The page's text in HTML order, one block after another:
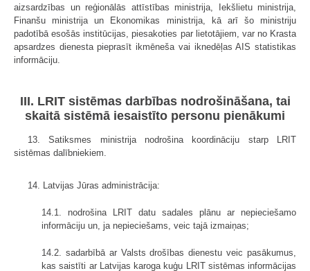
aizsardzības un reģionālās attīstības ministrija, Iekšlietu ministrija,
Finanšu ministrija un Ekonomikas ministrija, kā arī šo ministriju
padotībā esošās institūcijas, piesakoties par lietotājiem, var no Krasta
apsardzes dienesta pieprasīt ikmēneša vai iknedēļas AIS statistikas
informāciju.
III. LRIT sistēmas darbības nodrošināšana, tai
skaitā sistēmā iesaistīto personu pienākumi
13. Satiksmes ministrija nodrošina koordināciju starp LRIT
sistēmas dalībniekiem.
14. Latvijas Jūras administrācija:
14.1. nodrošina LRIT datu sadales plānu ar nepieciešamo
informāciju un, ja nepieciešams, veic tajā izmaiņas;
14.2. sadarbībā ar Valsts drošības dienestu veic pasākumus,
kas saistīti ar Latvijas karoga kuģu LRIT sistēmas informācijas